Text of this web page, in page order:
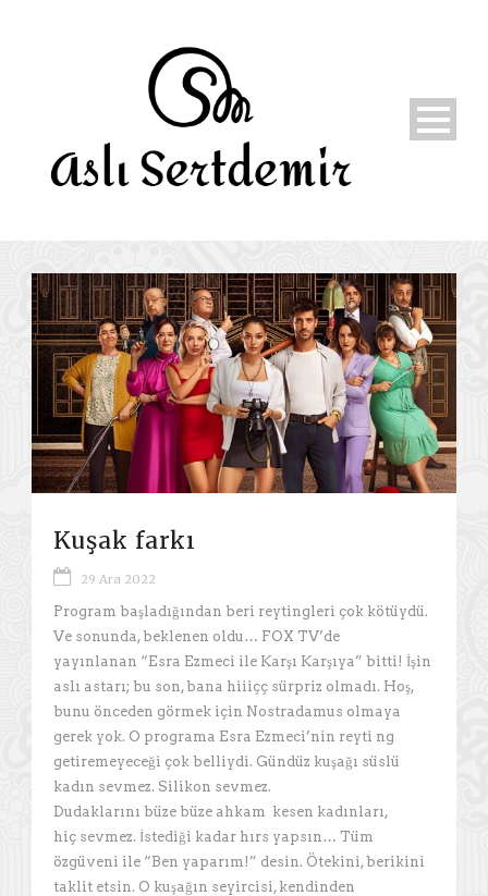
Kuşak farkı
29 Ara 2022
Program başladığından beri reytingleri çok kötüydü.
Ve sonunda, beklenen oldu… FOX TV’de
yayınlanan “Esra Ezmeci ile Karşı Karşıya” bitti! İşin
aslı astarı; bu son, bana hiiiçç sürpriz olmadı. Hoş,
bunu önceden görmek için Nostradamus olmaya
gerek yok. O programa Esra Ezmeci’nin reyti ng
getiremeyeceği çok belliydi. Gündüz kuşağı süslü
kadın sevmez. Silikon sevmez.
Dudaklarını büze büze ahkam kesen kadınları,
hiç sevmez. İstediği kadar hırs yapsın… Tüm
özgüveni ile “Ben yaparım!” desin. Ötekini, berikini
taklit etsin. O kuşağın seyircisi, kendinden